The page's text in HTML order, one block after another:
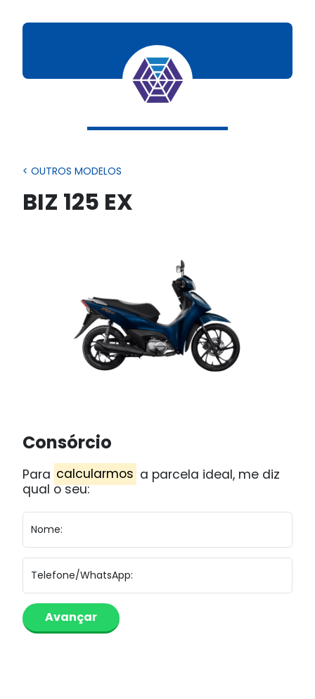
< OUTROS MODELOS
BIZ 125 EX
Consórcio
Para calcularmos a parcela ideal, me diz
qual o seu:
Nome:
Telefone/WhatsApp: